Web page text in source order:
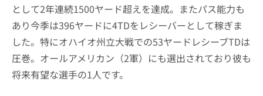
として2年連続1500ヤード超えを達成。またパス能力も
あり今季は396ヤードに4TDをレシーバーとして稼ぎま
した。特にオハイオ州立大戦での53ヤードレシーブTDは
圧巻。オールアメリカン（2軍）にも選出されており彼も
将来有望な選手の1人です。